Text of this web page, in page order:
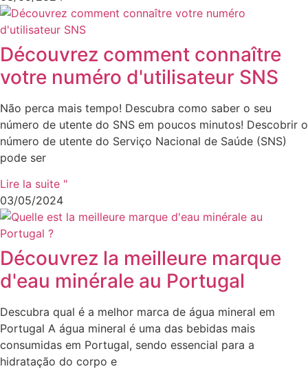
Découvrez comment connaître
votre numéro d'utilisateur SNS
Não perca mais tempo! Descubra como saber o seu
número de utente do SNS em poucos minutos! Descobrir o
número de utente do Serviço Nacional de Saúde (SNS)
pode ser
Lire la suite "
03/05/2024
Découvrez la meilleure marque
d'eau minérale au Portugal
Descubra qual é a melhor marca de água mineral em
Portugal A água mineral é uma das bebidas mais
consumidas em Portugal, sendo essencial para a
hidratação do corpo e